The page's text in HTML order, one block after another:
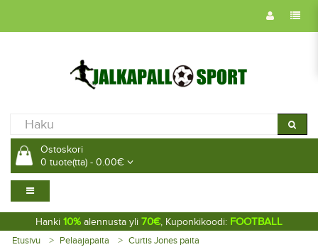
Ostoskori
0 tuote(tta) - 0.00€
Hanki 10% alennusta yli 70€, Kuponkikoodi: FOOTBALL
Etusivu Pelaajapaita
Curtis Jones paita